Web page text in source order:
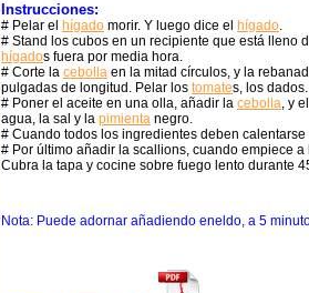
Instrucciones:
# Pelar el hígado morir. Y luego dice el hígado.
# Stand los cubos en un recipiente que está lleno
hígados fuera por media hora.
# Corte la cebolla en la mitad círculos, y la
pulgadas de longitud. Pelar los tomates, los dados.
# Poner el aceite en una olla, añadir la cebolla, y
agua, la sal y la pimienta negro.
# Cuando todos los ingredientes deben calentarse
# Por último añadir la scallions, cuando empiece
Cubra la tapa y cocine sobre fuego lento durante
Nota: Puede adornar añadiendo eneldo, a 5